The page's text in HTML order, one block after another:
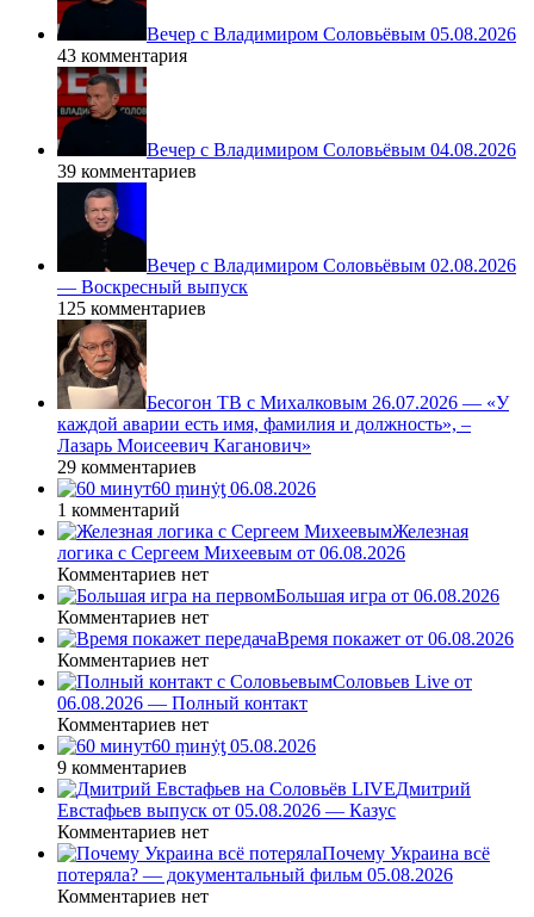
Вечер с Владимиром Соловьёвым 05.08.2026
43 комментария
Вечер с Владимиром Соловьёвым 04.08.2026
39 комментариев
Вечер с Владимиром Соловьёвым 02.08.2026
— Воскресный выпуск
125 комментариев
Бесогон ТВ с Михалковым 26.07.2026 — «У
каждой аварии есть имя, фамилия и должность», –
Лазарь Моисеевич Каганович»
29 комментариев
60 ṃинẏƫ 06.08.2026
1 комментарий
Железная
логика с Сергеем Михеевым от 06.08.2026
Комментариев нет
Большая игра от 06.08.2026
Комментариев нет
Время покажет от 06.08.2026
Комментариев нет
Соловьев Live от
06.08.2026 — Полный контакт
Комментариев нет
60 ṃинẏƫ 05.08.2026
9 комментариев
Дмитрий
Евстафьев выпуск от 05.08.2026 — Казус
Комментариев нет
Почему Украина всё
потеряла? — документальный фильм 05.08.2026
Комментариев нет